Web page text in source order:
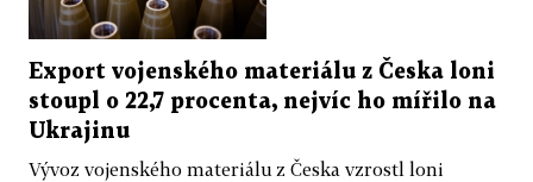
Export vojenského materiálu z Česka loni
stoupl o 22,7 procenta, nejvíc ho mířilo na
Ukrajinu
Vývoz vojenského materiálu z Česka vzrostl loni